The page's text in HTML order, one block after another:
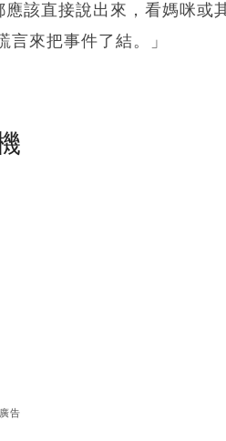
該直接說出來，看媽咪或
來把事件了結。」
廣告